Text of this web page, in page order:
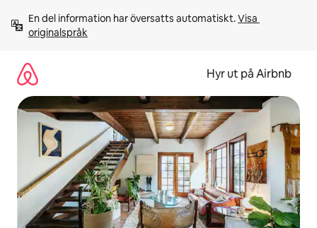
innehåll
En del information har översatts automatiskt. Visa
originalspråk
Hyr ut på Airbnb